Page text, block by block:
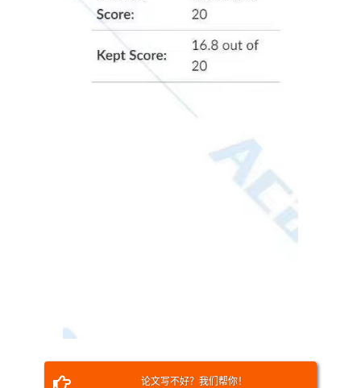
论文写不好？我们帮你！